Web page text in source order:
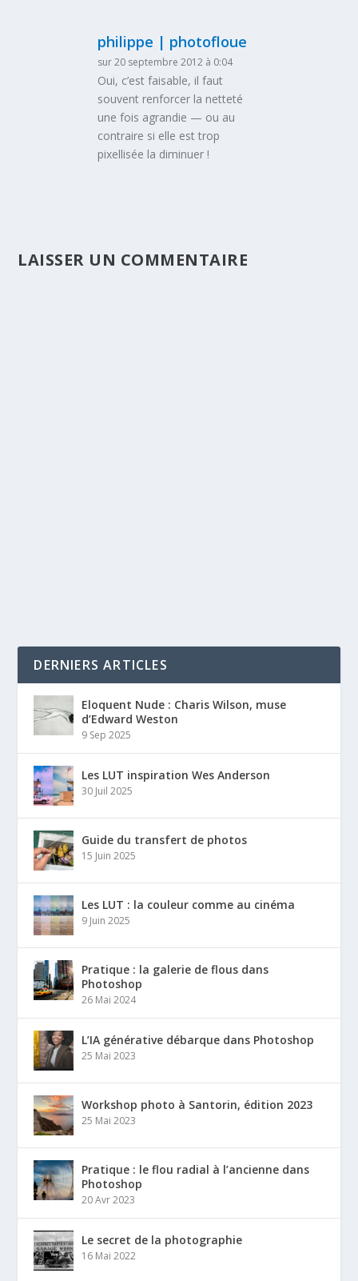
philippe | photofloue
sur 20 septembre 2012 à 0:04
Oui, c’est faisable, il faut
souvent renforcer la netteté
une fois agrandie — ou au
contraire si elle est trop
pixellisée la diminuer !
LAISSER UN COMMENTAIRE
DERNIERS ARTICLES
Eloquent Nude : Charis Wilson, muse
d’Edward Weston
9 Sep 2025
Les LUT inspiration Wes Anderson
30 Juil 2025
Guide du transfert de photos
15 Juin 2025
Les LUT : la couleur comme au cinéma
9 Juin 2025
Pratique : la galerie de flous dans
Photoshop
26 Mai 2024
L’IA générative débarque dans Photoshop
25 Mai 2023
Workshop photo à Santorin, édition 2023
25 Mai 2023
Pratique : le flou radial à l’ancienne dans
Photoshop
20 Avr 2023
Le secret de la photographie
16 Mai 2022